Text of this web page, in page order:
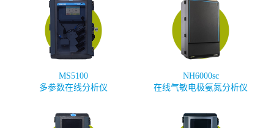
MS5100
多参数在线分析仪
NH6000sc
在线气敏电极氨氮分析仪